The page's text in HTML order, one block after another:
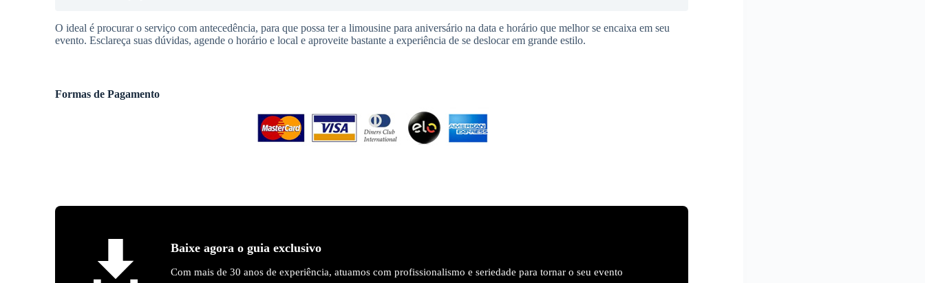
O ideal é procurar o serviço com antecedência, para que possa ter a limousine para aniversário na data e horário que melhor se encaixa em seu
evento. Esclareça suas dúvidas, agende o horário e local e aproveite bastante a experiência de se deslocar em grande estilo.
Formas de Pagamento
Baixe agora o guia exclusivo
Com mais de 30 anos de experiência, atuamos com profissionalismo e seriedade para tornar o seu evento